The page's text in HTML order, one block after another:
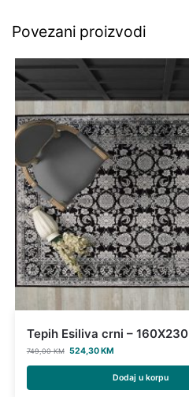
Povezani proizvodi
Tepih Esiliva crni – 160X230
749,00KM 524,30KM
Dodaj u korpu